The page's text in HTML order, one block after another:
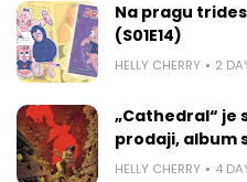
Na pragu
(S01E14)
HELLY CHERRY 2
„Cathedral“ je
prodaji, album
HELLY CHERRY 4